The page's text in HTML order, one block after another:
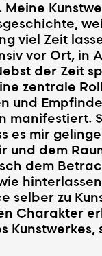
Meine
viel Zeit
vor Ort, in
der Zeit
zentrale
und
manifestiert.
es mir
und dem
dem
selber zu
Charakter